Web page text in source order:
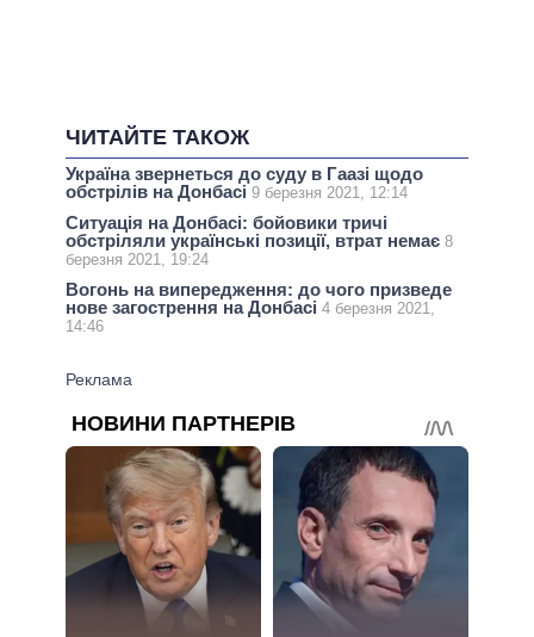
ЧИТАЙТЕ ТАКОЖ
Україна звернеться до суду в Гаазі щодо
обстрілів на Донбасі 9 березня 2021, 12:14
Ситуація на Донбасі: бойовики тричі
обстріляли українські позиції, втрат немає 8
березня 2021, 19:24
Вогонь на випередження: до чого призведе
нове загострення на Донбасі 4 березня 2021,
14:46